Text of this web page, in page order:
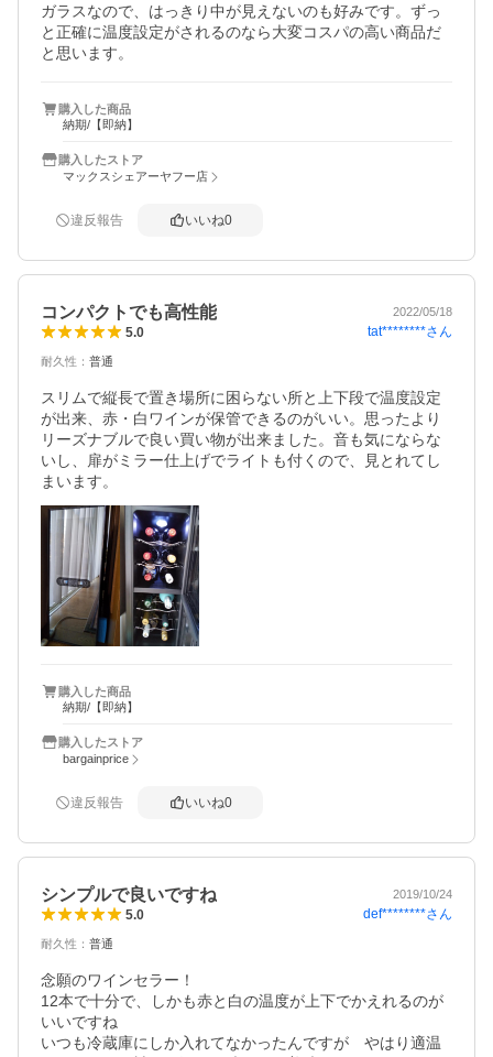
ガラスなので、はっきり中が見えないのも好みです。ずっ
と正確に温度設定がされるのなら大変コスパの高い商品だ
と思います。
購入した商品
納期/【即納】
購入したストア
マックスシェアーヤフー店
違反報告 いいね0
コンパクトでも高性能 2022/05/18
5.0 tat********さん
耐久性 ： 普通
スリムで縦長で置き場所に困らない所と上下段で温度設定
が出来、赤・白ワインが保管できるのがいい。思ったより
リーズナブルで良い買い物が出来ました。音も気にならな
いし、扉がミラー仕上げでライトも付くので、見とれてし
まいます。
購入した商品
納期/【即納】
購入したストア
bargainprice
違反報告 いいね0
シンプルで良いですね 2019/10/24
5.0 def********さん
耐久性 ： 普通
念願のワインセラー！
12本で十分で、しかも赤と白の温度が上下でかえれるのが
いいですね
いつも冷蔵庫にしか入れてなかったんですが　やはり適温